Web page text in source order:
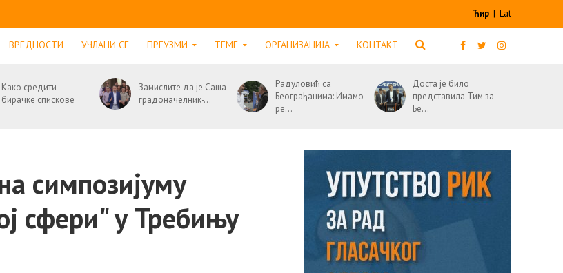
Ћир | Lat
ВРЕДНОСТИ УЧЛАНИ СЕ ПРЕУЗМИ ТЕМЕ ОРГАНИЗАЦИЈА КОНТАКТ
Како средити
бирачке спискове
Замислите да је Саша
градоначелник-...
Радуловић са
Београђанима: Имамо
ре...
Доста је било
представила Тим за
Бе...
симпозијуму
сфери" у Требињу